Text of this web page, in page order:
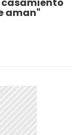
aman"